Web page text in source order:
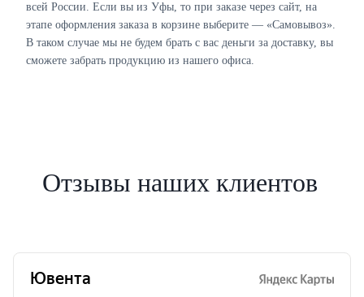
всей России. Если вы из Уфы, то при заказе через сайт, на
этапе оформления заказа в корзине выберите — «Самовывоз».
В таком случае мы не будем брать с вас деньги за доставку, вы
сможете забрать продукцию из нашего офиса.
Отзывы наших клиентов